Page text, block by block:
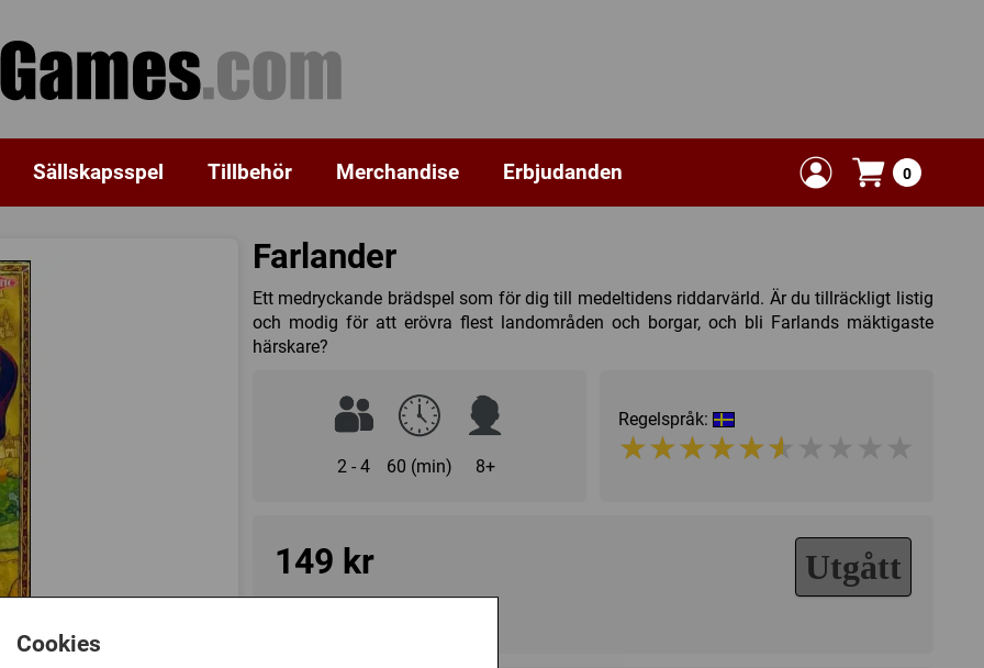
Cookies
Sällskapsspel Tillbehör Merchandise Erbjudanden 0
Farlander
Ett medryckande brädspel som för dig till medeltidens riddarvärld. Är du tillräckligt listig
och modig för att erövra flest landområden och borgar, och bli Farlands mäktigaste
härskare?
2 - 4 60 (min) 8+
Regelspråk:
★★★★★★★★★★
★★★★★★★★★★
149 kr Utgått